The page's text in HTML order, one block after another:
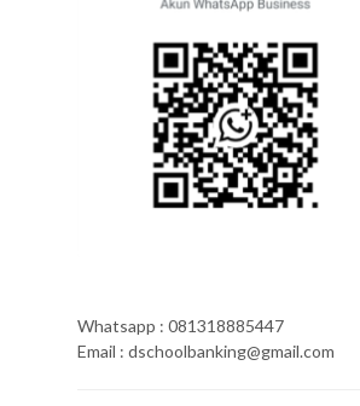
Whatsapp : 081318885447
Email : dschoolbanking@gmail.com